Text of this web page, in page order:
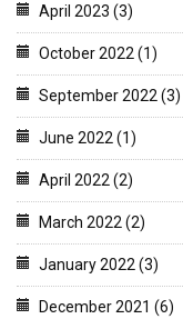
April 2023 (3)
October 2022 (1)
September 2022 (3)
June 2022 (1)
April 2022 (2)
March 2022 (2)
January 2022 (3)
December 2021 (6)